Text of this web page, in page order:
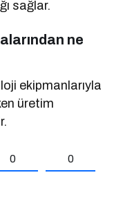
sağlar.
ne
ekipmanlarıyla
üretim
0 0